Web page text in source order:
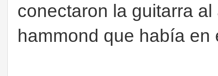
conectaron la guitarra
hammond que había en